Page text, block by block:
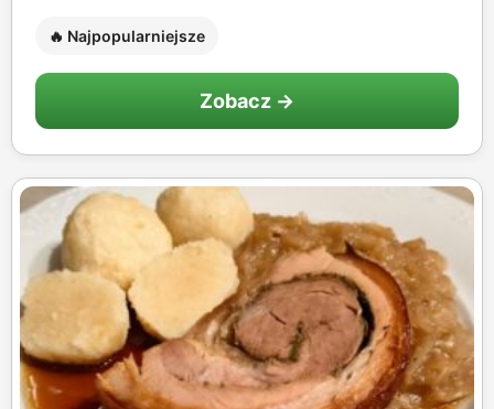
🔥 Najpopularniejsze
Zobacz →